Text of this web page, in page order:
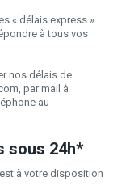
« délais express »
à tous vos
nos délais de
par mail à
au
sous 24h*
à votre disposition